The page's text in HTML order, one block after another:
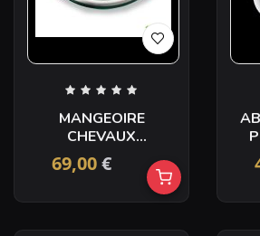
MANGEOIRE
CHEVAUX
RENFORCEE DE COIN
69,00€